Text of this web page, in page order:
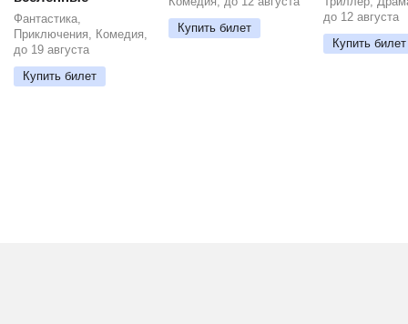
Фантастика,
Приключения, Комедия,
до 19 августа
Купить билет
Купить билет
до 12 августа
Купить билет